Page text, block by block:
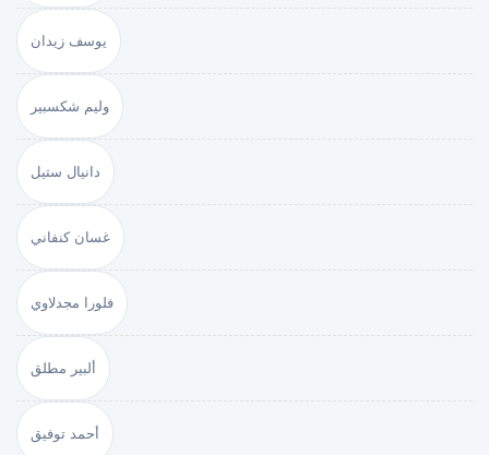
يوسف زيدان
وليم شكسبير
دانيال ستيل
غسان كنفاني
فلورا مجدلاوي
ألبير مطلق
أحمد توفيق